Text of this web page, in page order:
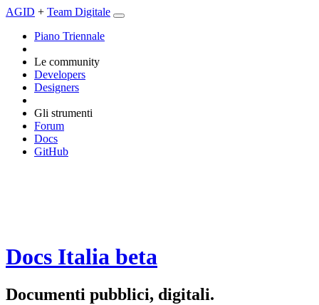
AGID + Team Digitale
Piano Triennale
Le community
Developers
Designers
Gli strumenti
Forum
Docs
GitHub
Docs Italia beta
Documenti pubblici, digitali.